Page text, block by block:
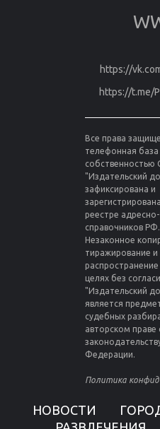
https://
https://t.me/
Все права
телефонная база
"Издательский
зафиксирована и
реестре
справочников РФ.
Незаконное
тиражирование и
целях без
"Издательский
является
судебных
авторском праве
Федерации.
Политика
НОВОСТИ